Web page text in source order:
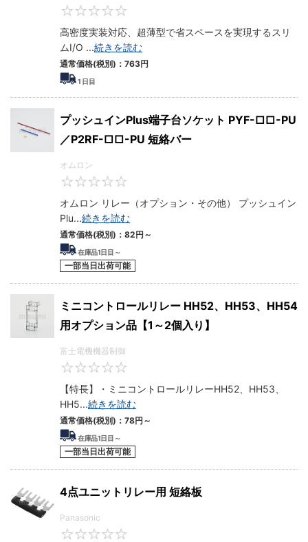
高密度実装対応、超薄型で省スペースを実現するスリ
ムI/O ...続きを読む
通常価格(税別)： 763円
1 日目
プッシュインPlus端子台ソケット PYF-□□-PU
／P2RF-□□-PU 短絡バー
オムロン
オムロン リレー（オプション・その他） プッシュイン
Plu...続きを読む
通常価格(税別)： 82円 ～
在庫品1日目～
一部当日出荷可能
ミニコントロールリレー HH52、HH53、HH54
用オプション品【1～2個入り】
富士電機機器制御
【特長】・ミニコントロールリレーHH52、HH53、
HH5...続きを読む
通常価格(税別)： 78円 ～
在庫品1日目～
一部当日出荷可能
4点ユニットリレー用 短絡板
Panasonic